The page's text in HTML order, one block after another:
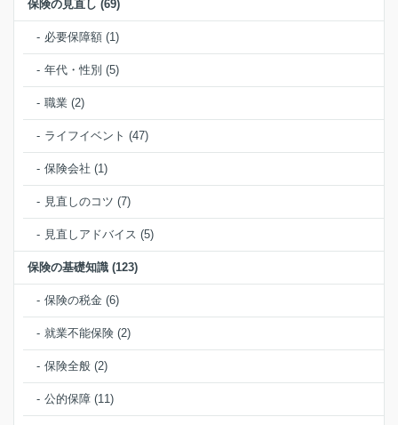
保険の見直し (69)
必要保障額 (1)
年代・性別 (5)
職業 (2)
ライフイベント (47)
保険会社 (1)
見直しのコツ (7)
見直しアドバイス (5)
保険の基礎知識 (123)
保険の税金 (6)
就業不能保険 (2)
保険全般 (2)
公的保障 (11)